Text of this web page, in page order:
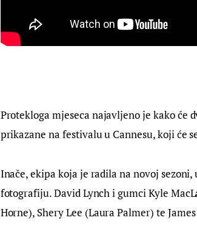
Protekloga mjeseca najavljeno je kako će
prikazane na festivalu u Cannesu, koji će
Inače, ekipa koja je radila na novoj
fotografiju. David Lynch i gumci Kyle
Horne), Shery Lee (Laura Palmer) te